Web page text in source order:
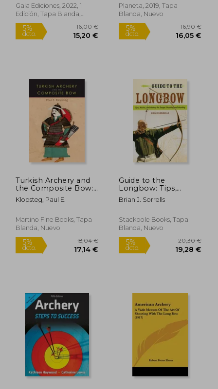
Gaia Ediciones, 2022, 1
Edición, Tapa Blanda,
Nuevo
dcto. 15,20 €
Planeta, 2019, Tapa
Blanda, Nuevo
5%
dcto.
Turkish Archery and
the Composite Bow:
A Review of an old
Chapter in the
and a Modern
Interpretation (en
Klopsteg, Paul E.
Martino Fine Books, Tapa
Blanda, Nuevo
5%
dcto. 17,14 €
Guide to the
Longbow: Tips,
Advice, and History
for Target Shooting
Brian J. Sorrells
Stackpole Books, Tapa
Blanda, Nuevo
dcto.